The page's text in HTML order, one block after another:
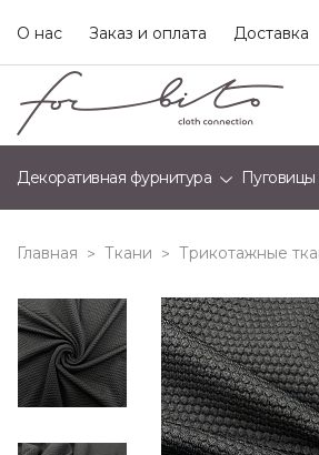
О нас Заказ и оплата Доставка
Декоративная фурнитура Пуговицы
Главная > Ткани > Трикотажные